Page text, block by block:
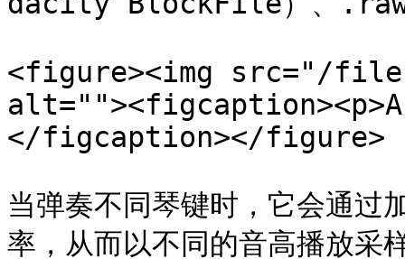
<figure><img src="/
</figcaption></figure>
当弹奏不同琴键时，它会通过
率，从而以不同的音高播放采